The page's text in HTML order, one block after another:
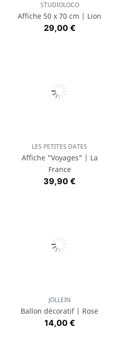
STUDIOLOCO
Affiche 50 x 70 cm | Lion
Prix
29,00 €
LES PETITES DATES
Affiche "Voyages" | La
France
Prix
39,90 €
JOLLEIN
Ballon décoratif | Rose
Prix
14,00 €